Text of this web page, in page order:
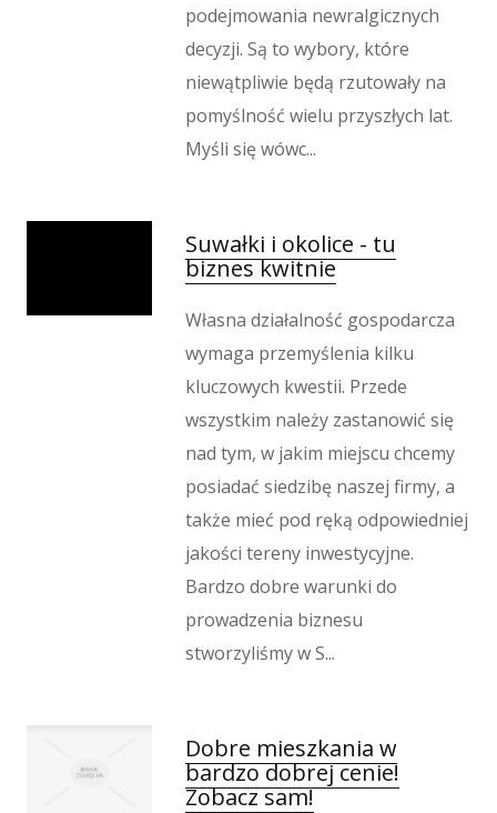
podejmowania newralgicznych
decyzji. Są to wybory, które
niewątpliwie będą rzutowały na
pomyślność wielu przyszłych lat.
Myśli się wówc...
Suwałki i okolice - tu
biznes kwitnie
Własna działalność gospodarcza
wymaga przemyślenia kilku
kluczowych kwestii. Przede
wszystkim należy zastanowić się
nad tym, w jakim miejscu chcemy
posiadać siedzibę naszej firmy, a
także mieć pod ręką odpowiedniej
jakości tereny inwestycyjne.
Bardzo dobre warunki do
prowadzenia biznesu
stworzyliśmy w S...
Dobre mieszkania w
bardzo dobrej cenie!
Zobacz sam!